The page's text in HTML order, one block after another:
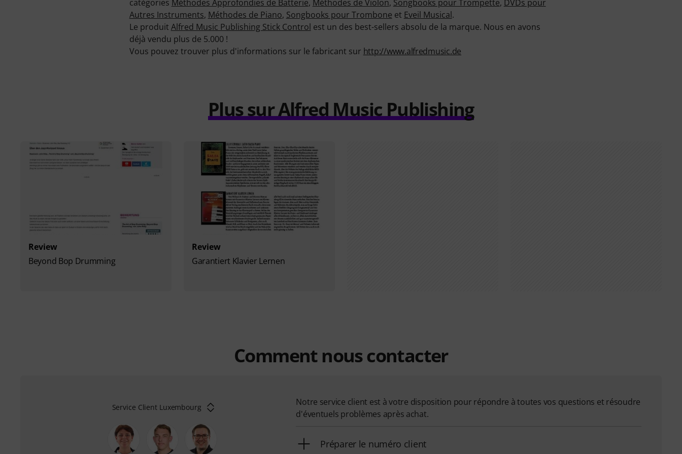
catégories Méthodes Approfondies de Batterie, Méthodes de Violon, Songbooks pour Trompette, DVDs pour
Autres Instruments, Méthodes de Piano, Songbooks pour Trombone et Eveil Musical.
Le produit Alfred Music Publishing Stick Control est un des best-sellers absolu de la marque. Nous en avons
déjà vendu plus de 5.000 !
Vous pouvez trouver plus d'informations sur le fabricant sur http://www.alfredmusic.de
Plus sur Alfred Music Publishing
Review
Beyond Bop Drumming
Review
Garantiert Klavier Lernen
Comment nous contacter
Service Client Luxembourg
Notre service client est à votre disposition pour répondre à toutes vos questions et résoudre
d'éventuels problèmes après achat.
Préparer le numéro client